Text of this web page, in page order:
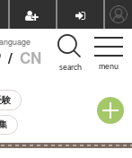
menu
/ CN search
験
校受験